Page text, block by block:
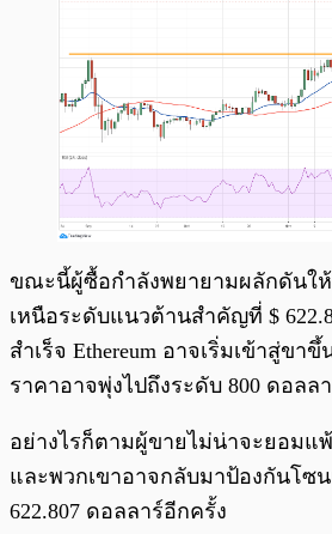
ขณะนี้ผู้ซื้อกำลังพยายามผลักดันใ
เหนือระดับแนวต้านสำคัญที่ $
สำเร็จ Ethereum อาจเริ่มเข้าสู่ขา
ราคาอาจพุ่งไปถึงระดับ 800 ดอลล
อย่างไรก็ตามผู้ขายไม่น่าจะยอมแ
และพวกเขาอาจกลับมาป้องกันโซ
622.807 ดอลลาร์อีกครั้ง